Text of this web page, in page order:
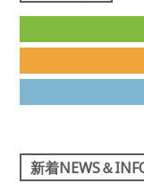
新着NEWS＆